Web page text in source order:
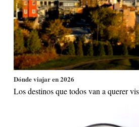
Dónde viajar en 2026
Los destinos que todos van a querer